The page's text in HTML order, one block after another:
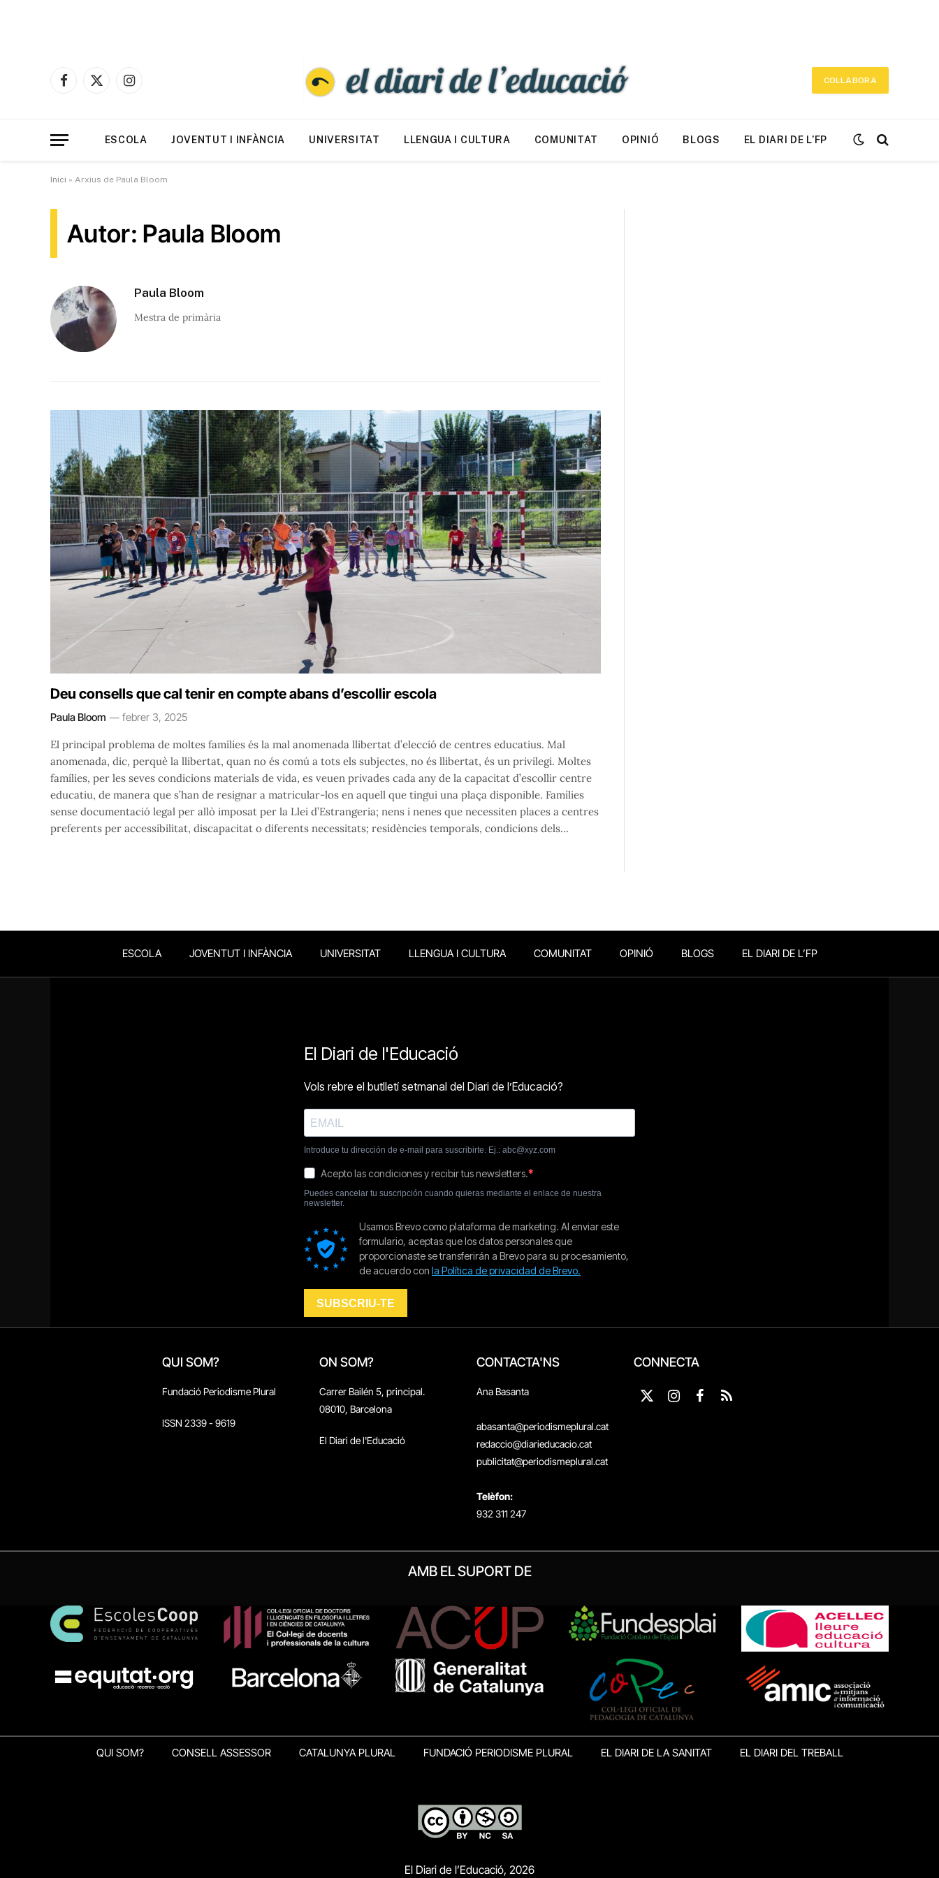
Facebook
X
Instagram
COL·LABORA
ESCOLA JOVENTUT I INFÀNCIA UNIVERSITAT LLENGUA I CULTURA COMUNITAT OPINIÓ BLOGS EL DIARI DE L’FP
Inici » Arxius de Paula Bloom
Autor: Paula Bloom
Paula Bloom
Mestra de primària
Deu consells que cal tenir en compte abans d’escollir escola
Paula Bloom febrer 3, 2025
El principal problema de moltes famílies és la mal anomenada llibertat d’elecció de centres educatius. Mal
anomenada, dic, perquè la llibertat, quan no és comú a tots els subjectes, no és llibertat, és un privilegi. Moltes
famílies, per les seves condicions materials de vida, es veuen privades cada any de la capacitat d’escollir centre
educatiu, de manera que s’han de resignar a matricular-los en aquell que tingui una plaça disponible. Famílies
sense documentació legal per allò imposat per la Llei d’Estrangeria; nens i nenes que necessiten places a centres
preferents per accessibilitat, discapacitat o diferents necessitats; residències temporals, condicions dels…
ESCOLA JOVENTUT I INFÀNCIA UNIVERSITAT LLENGUA I CULTURA COMUNITAT OPINIÓ BLOGS EL DIARI DE L’FP
QUI SOM?
Fundació Periodisme Plural
ISSN 2339 - 9619
ON SOM?
Carrer Bailén 5, principal.
08010, Barcelona
El Diari de l'Educació
CONTACTA'NS
Ana Basanta
abasanta@periodismeplural.cat
redaccio@diarieducacio.cat
publicitat@periodismeplural.cat
Telèfon:
932 311 247
CONNECTA
X
Instagram
Facebook
RSS
AMB EL SUPORT DE
QUI SOM? CONSELL ASSESSOR CATALUNYA PLURAL FUNDACIÓ PERIODISME PLURAL EL DIARI DE LA SANITAT EL DIARI DEL TREBALL
El Diari de l’Educació, 2026